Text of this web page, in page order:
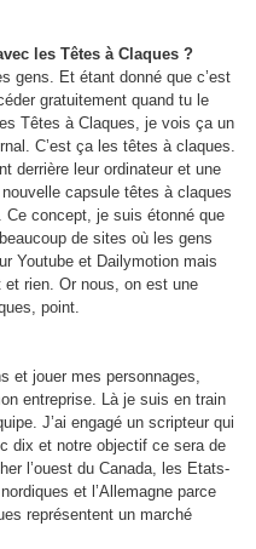
les Têtes à Claques ?
gens. Et étant donné que c’est
gratuitement quand tu le
Têtes à Claques, je vois ça un
C’est ça les têtes à claques.
derrière leur ordinateur et une
capsule têtes à claques
concept, je suis étonné que
de sites où les gens
Youtube et Dailymotion mais
rien. Or nous, on est une
point.
et jouer mes personnages,
entreprise. Là je suis en train
J’ai engagé un scripteur qui
dix et notre objectif ce sera de
l’ouest du Canada, les Etats-
et l’Allemagne parce
représentent un marché